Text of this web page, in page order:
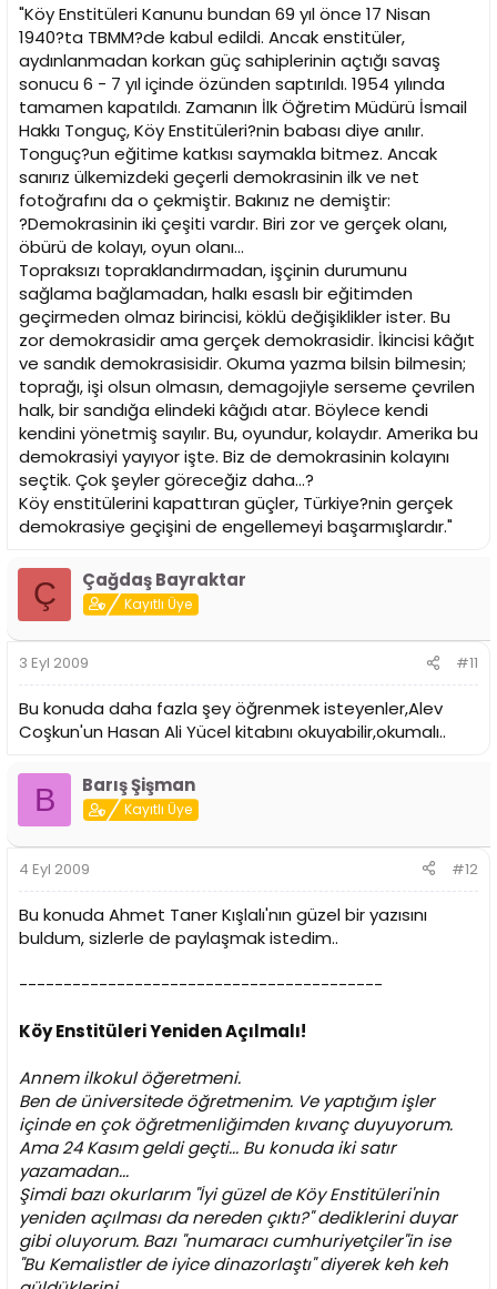
"Köy Enstitüleri Kanunu bundan 69 yıl önce 17 Nisan
1940?ta TBMM?de kabul edildi. Ancak enstitüler,
aydınlanmadan korkan güç sahiplerinin açtığı savaş
sonucu 6 - 7 yıl içinde özünden saptırıldı. 1954 yılında
tamamen kapatıldı. Zamanın İlk Öğretim Müdürü İsmail
Hakkı Tonguç, Köy Enstitüleri?nin babası diye anılır.
Tonguç?un eğitime katkısı saymakla bitmez. Ancak
sanırız ülkemizdeki geçerli demokrasinin ilk ve net
fotoğrafını da o çekmiştir. Bakınız ne demiştir:
?Demokrasinin iki çeşiti vardır. Biri zor ve gerçek olanı,
öbürü de kolayı, oyun olanı...
Topraksızı topraklandırmadan, işçinin durumunu
sağlama bağlamadan, halkı esaslı bir eğitimden
geçirmeden olmaz birincisi, köklü değişiklikler ister. Bu
zor demokrasidir ama gerçek demokrasidir. İkincisi kâğıt
ve sandık demokrasisidir. Okuma yazma bilsin bilmesin;
toprağı, işi olsun olmasın, demagojiyle serseme çevrilen
halk, bir sandığa elindeki kâğıdı atar. Böylece kendi
kendini yönetmiş sayılır. Bu, oyundur, kolaydır. Amerika bu
demokrasiyi yayıyor işte. Biz de demokrasinin kolayını
seçtik. Çok şeyler göreceğiz daha...?
Köy enstitülerini kapattıran güçler, Türkiye?nin gerçek
demokrasiye geçişini de engellemeyi başarmışlardır."
Ç Çağdaş Bayraktar
Kayıtlı Üye
3 Eyl 2009 #11
Bu konuda daha fazla şey öğrenmek isteyenler,Alev
Coşkun'un Hasan Ali Yücel kitabını okuyabilir,okumalı..
B Barış Şişman
Kayıtlı Üye
4 Eyl 2009 #12
Bu konuda Ahmet Taner Kışlalı'nın güzel bir yazısını
buldum, sizlerle de paylaşmak istedim..
-----------------------------------------
Köy Enstitüleri Yeniden Açılmalı!
Annem ilkokul öğeretmeni.
Ben de üniversitede öğretmenim. Ve yaptığım işler
içinde en çok öğretmenliğimden kıvanç duyuyorum.
Ama 24 Kasım geldi geçti... Bu konuda iki satır
yazamadan...
Şimdi bazı okurlarım "İyi güzel de Köy Enstitüleri'nin
yeniden açılması da nereden çıktı?" dediklerini duyar
gibi oluyorum. Bazı "numaracı cumhuriyetçiler"in ise
"Bu Kemalistler de iyice dinazorlaştı" diyerek keh keh